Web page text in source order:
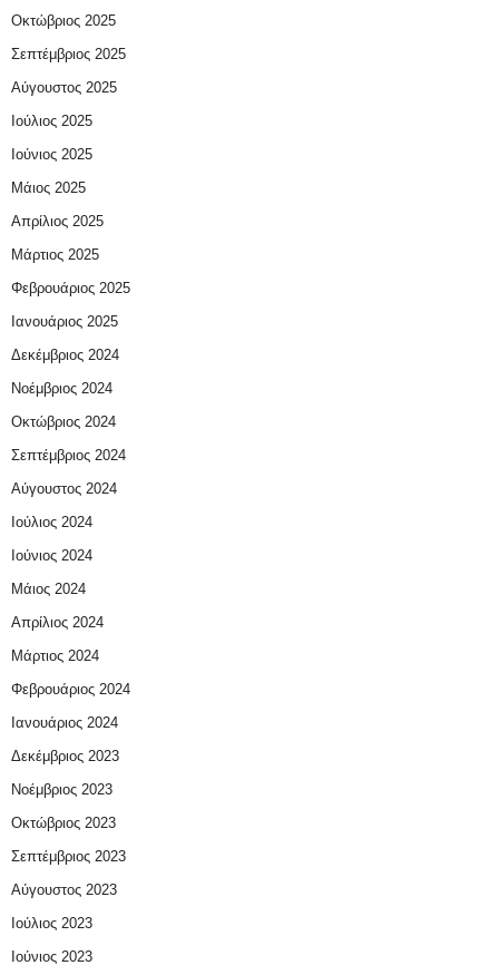
Οκτώβριος 2025
Σεπτέμβριος 2025
Αύγουστος 2025
Ιούλιος 2025
Ιούνιος 2025
Μάιος 2025
Απρίλιος 2025
Μάρτιος 2025
Φεβρουάριος 2025
Ιανουάριος 2025
Δεκέμβριος 2024
Νοέμβριος 2024
Οκτώβριος 2024
Σεπτέμβριος 2024
Αύγουστος 2024
Ιούλιος 2024
Ιούνιος 2024
Μάιος 2024
Απρίλιος 2024
Μάρτιος 2024
Φεβρουάριος 2024
Ιανουάριος 2024
Δεκέμβριος 2023
Νοέμβριος 2023
Οκτώβριος 2023
Σεπτέμβριος 2023
Αύγουστος 2023
Ιούλιος 2023
Ιούνιος 2023